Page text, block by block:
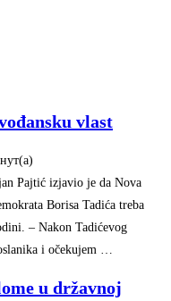
vlast
Pajtić izjavio je da Nova
Borisa Tadića treba
– Nakon Tadićevog
i očekujem …
u državnoj